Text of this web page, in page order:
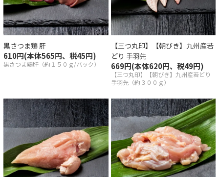
のこだわり
い解凍の方法
員登録
黒さつま鶏 肝
610円(本体565円、税45円)
黒さつま鶏肝（約１５０ｇ/パック）
【三つ丸印】【朝びき】九州産若
どり 手羽先
669円(本体620円、税49円)
【三つ丸印】【朝びき】九州産若どり
手羽先（約３００ｇ）